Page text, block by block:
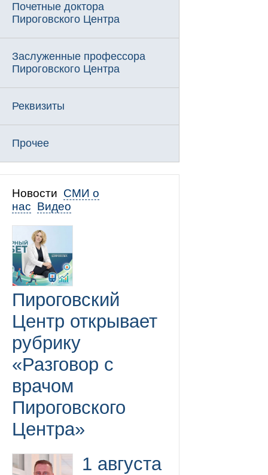
Почетные доктора
Пироговского Центра
Заслуженные профессора
Пироговского Центра
Реквизиты
Прочее
Новости СМИ о
нас Видео
Пироговский
Центр открывает
рубрику
«Разговор с
врачом
Пироговского
Центра»
1 августа